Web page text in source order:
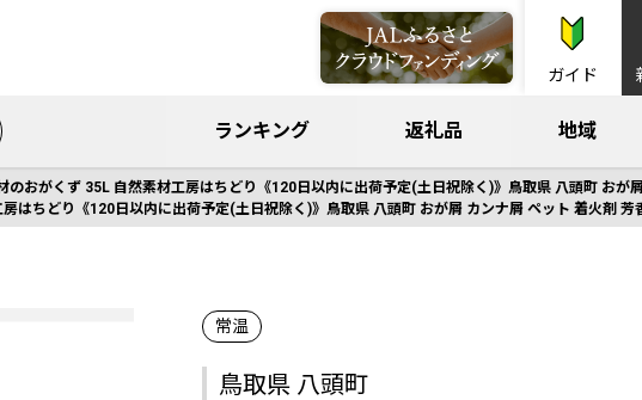
ガイド
ランキング 返礼品 地域
のおがくず 35L 自然素材工房はちどり《120日以内に出荷予定(土日祝除く)》鳥取県 八頭町 お
はちどり《120日以内に出荷予定(土日祝除く)》鳥取県 八頭町 おが屑 カンナ屑 ペット 着火剤
常温
鳥取県 八頭町